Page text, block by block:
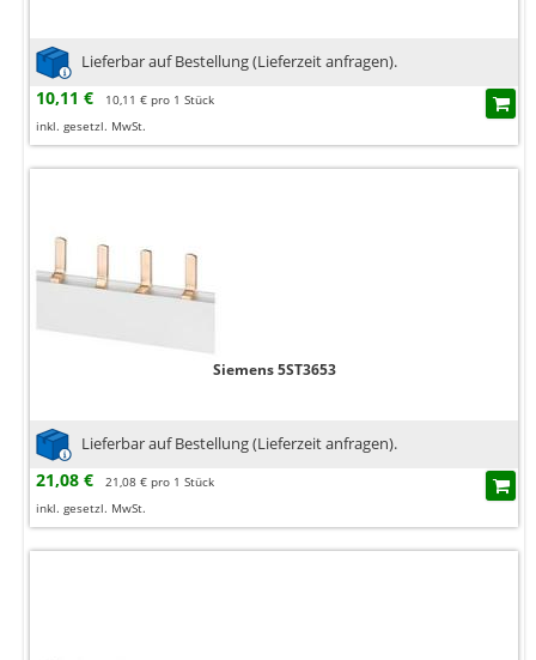
Lieferbar auf Bestellung (Lieferzeit anfragen).
10,11 €
10,11 € pro 1 Stück
inkl. gesetzl. MwSt.
Siemens 5ST3653
Lieferbar auf Bestellung (Lieferzeit anfragen).
21,08 €
21,08 € pro 1 Stück
inkl. gesetzl. MwSt.